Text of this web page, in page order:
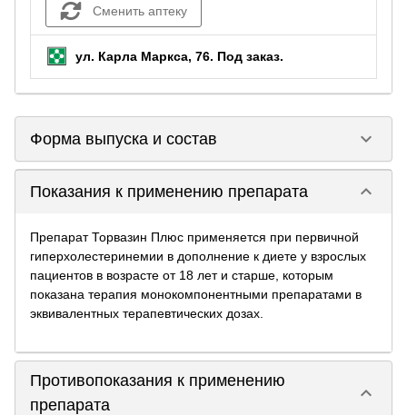
Сменить аптеку
ул. Карла Маркса, 76. Под заказ.
Форма выпуска и состав keyboard_arrow_down
Показания к применению препарата keyboard_arrow_down
Препарат Торвазин Плюс применяется при первичной
гиперхолестеринемии в дополнение к диете у взрослых
пациентов в возрасте от 18 лет и старше, которым
показана терапия монокомпонентными препаратами в
эквивалентных терапевтических дозах.
Противопоказания к применению
препарата
keyboard_arrow_down